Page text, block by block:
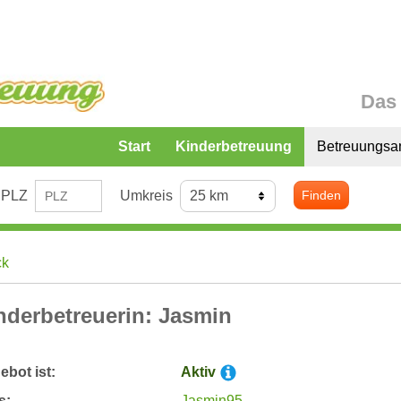
Start Kinderbetreuung
PLZ Umkreis Finden
Jasmin
ist:
Aktiv